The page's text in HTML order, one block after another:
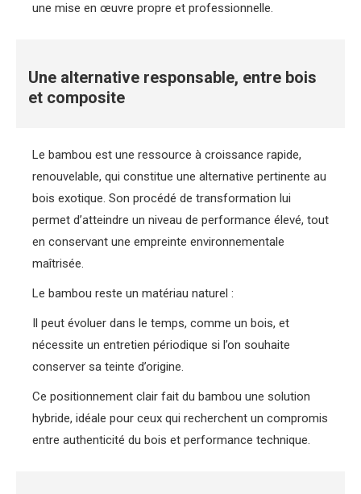
une mise en œuvre propre et professionnelle.
Une alternative responsable, entre bois
et composite
Le bambou est une ressource à croissance rapide,
renouvelable, qui constitue une alternative pertinente au
bois exotique. Son procédé de transformation lui
permet d’atteindre un niveau de performance élevé, tout
en conservant une empreinte environnementale
maîtrisée.
Le bambou reste un matériau naturel :
Il peut évoluer dans le temps, comme un bois, et
nécessite un entretien périodique si l’on souhaite
conserver sa teinte d’origine.
Ce positionnement clair fait du bambou une solution
hybride, idéale pour ceux qui recherchent un compromis
entre authenticité du bois et performance technique.